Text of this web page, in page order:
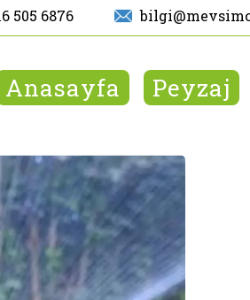
505 6876
Anasayfa
Peyzaj